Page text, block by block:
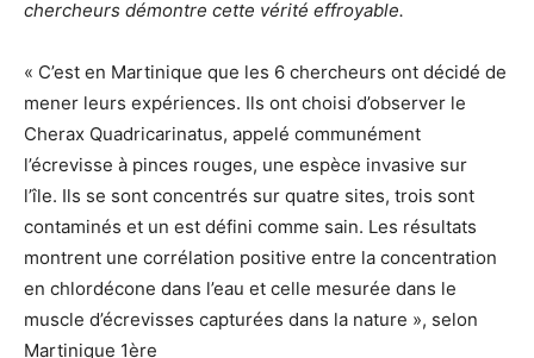
chercheurs démontre cette vérité effroyable.
« C’est en Martinique que les 6 chercheurs ont décidé de
mener leurs expériences. Ils ont choisi d’observer le
Cherax Quadricarinatus, appelé communément
l’écrevisse à pinces rouges, une espèce invasive sur
l’île. Ils se sont concentrés sur quatre sites, trois sont
contaminés et un est défini comme sain. Les résultats
montrent une corrélation positive entre la concentration
en chlordécone dans l’eau et celle mesurée dans le
muscle d’écrevisses capturées dans la nature », selon
Martinique 1ère